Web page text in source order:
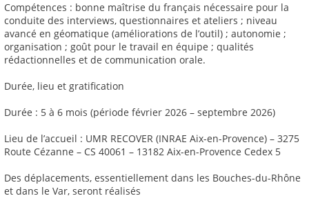
Compétences : bonne maîtrise du français nécessaire pour la
conduite des interviews, questionnaires et ateliers ; niveau
avancé en géomatique (améliorations de l’outil) ; autonomie ;
organisation ; goût pour le travail en équipe ; qualités
rédactionnelles et de communication orale.
Durée, lieu et gratification
Durée : 5 à 6 mois (période février 2026 – septembre 2026)
Lieu de l’accueil : UMR RECOVER (INRAE Aix-en-Provence) – 3275
Route Cézanne – CS 40061 – 13182 Aix-en-Provence Cedex 5
Des déplacements, essentiellement dans les Bouches-du-Rhône
et dans le Var, seront réalisés